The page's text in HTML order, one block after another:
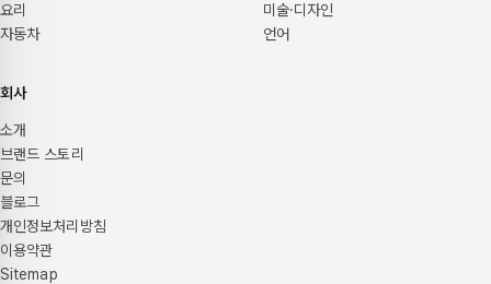
요리
자동차
미술·디자인
언어
회사
소개
브랜드 스토리
문의
블로그
개인정보처리방침
이용약관
Sitemap